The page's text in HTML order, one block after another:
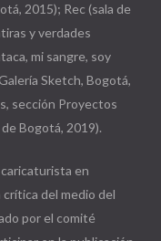
2015); Rec (sala de
y verdades
mi sangre, soy
Sketch, Bogotá,
sección Proyectos
Bogotá, 2019).
en
del medio del
por el comité